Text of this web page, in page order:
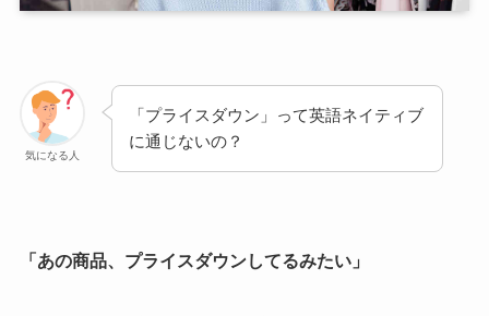
気になる人
「プライスダウン」って英語ネイティブ
に通じないの？
「あの商品、プライスダウンしてるみたい」